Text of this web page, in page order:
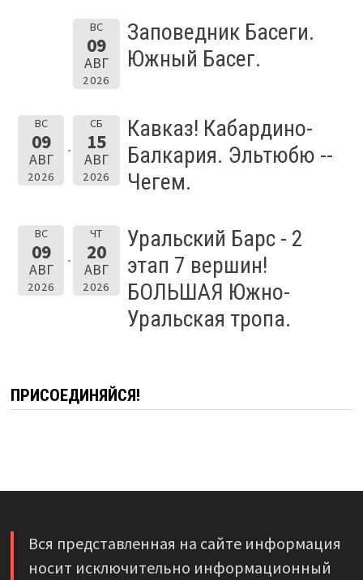
ВС
09
АВГ
2026
Заповедник Басеги.
Южный Басег.
ВС
09
АВГ
2026
СБ
15
АВГ
2026
Кавказ! Кабардино-
Балкария. Эльтюбю --
Чегем.
ВС
09
АВГ
2026
ЧТ
20
АВГ
2026
Уральский Барс - 2
этап 7 вершин!
БОЛЬШАЯ Южно-
Уральская тропа.
ПРИСОЕДИНЯЙСЯ!
Вся представленная на сайте информация
носит исключительно информационный